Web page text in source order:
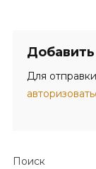
Для
Поиск